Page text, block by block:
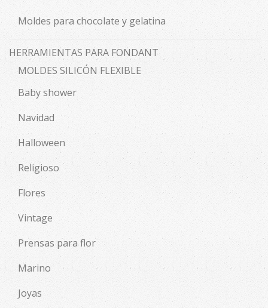
Moldes para chocolate y gelatina
HERRAMIENTAS PARA FONDANT
MOLDES SILICÓN FLEXIBLE
Baby shower
Navidad
Halloween
Religioso
Flores
Vintage
Prensas para flor
Marino
Joyas